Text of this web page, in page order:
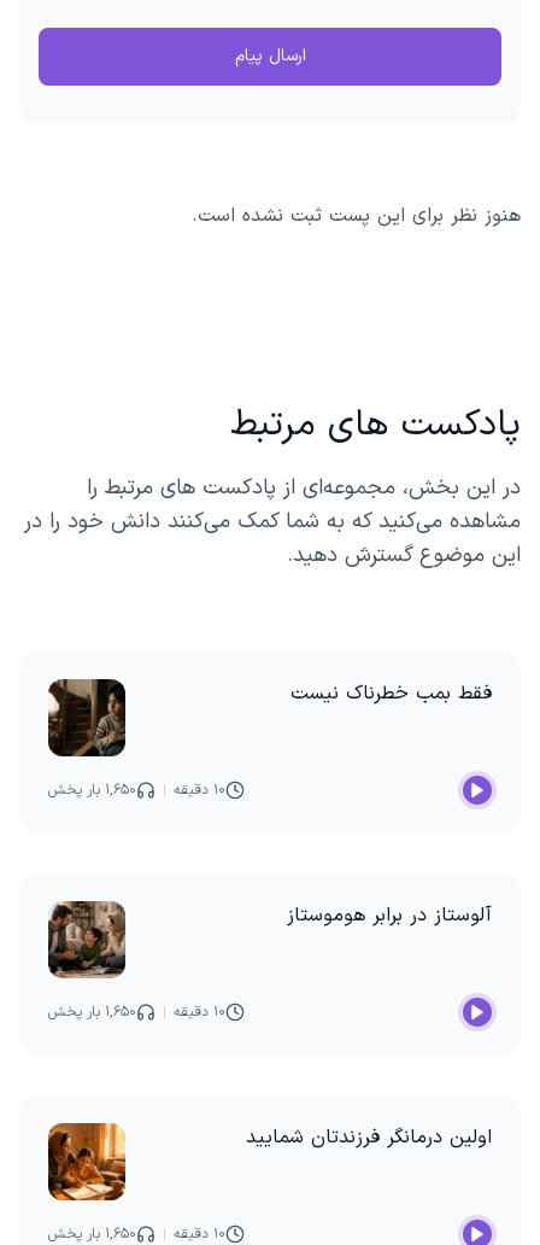
ارسال پیام
هنوز نظر برای این پست ثبت نشده است.
پادکست های مرتبط
در این بخش، مجموعه‌ای از پادکست های مرتبط را
مشاهده می‌کنید که به شما کمک می‌کنند دانش خود را در
این موضوع گسترش دهید.
فقط بمب خطرناک نیست
۱۰ دقیقه ۱,۶۵۰ بار پخش
آلوستاز در برابر هوموستاز
۱۰ دقیقه ۱,۶۵۰ بار پخش
اولین درمانگر فرزندتان شمایید
۱۰ دقیقه ۱,۶۵۰ بار پخش